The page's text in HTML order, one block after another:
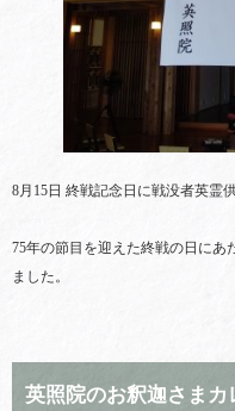
8月15日 終戦記念日に戦没者英霊
75年の節目を迎えた終戦の日に
ました。
英照院のお釈迦さまカ